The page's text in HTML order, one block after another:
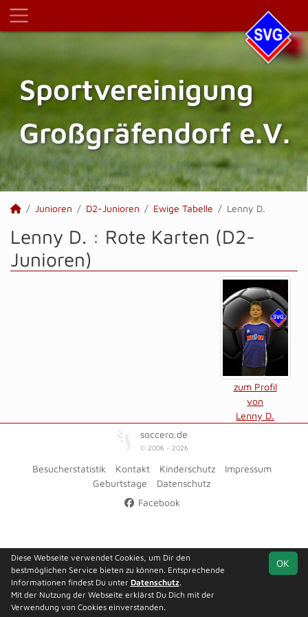
Sportvereinigung
Großgräfendorf e.V.
Junioren D2-Junioren Ewige Tabelle Lenny D.
Lenny D. : Rote Karten (D2-
Junioren)
zum Profil
von
Lenny D.
soccero.de
© 2006 - 2026
Besucherstatistik Kontakt Kinderschutz
Impressum
Geburtstage
Datenschutz
Facebook
OK
Diese Webseite verwendet Cookies, um Dir den
bestmöglichen Service bieten zu können. Entsprechende
Informationen findest Du unter Datenschutz.
Mit der Nutzung der Webseite erklärst Du Dich mit der
Verwendung von Cookies einverstanden.